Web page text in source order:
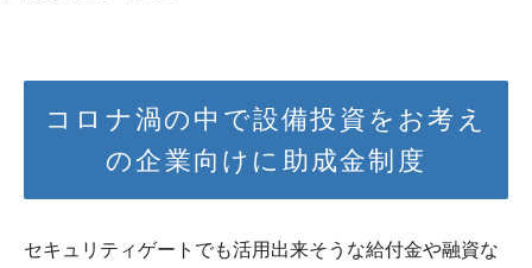
コロナ渦の中で設備投資をお考え
の企業向けに助成金制度
セキュリティゲートでも活用出来そうな給付金や融資な